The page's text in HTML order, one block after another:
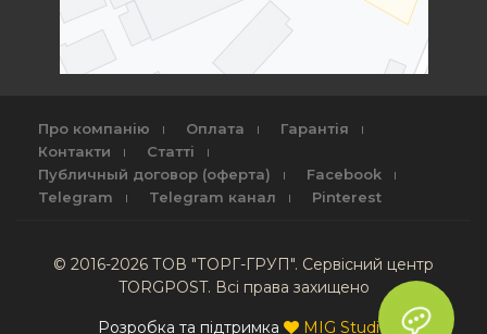
Про компанію Оплата
Гарантія
Контакти
Статті
Публичный договор (оферта)
Facebook
Telegram
Telegram канал Pinterest
© 2016-2026 ТОВ "ТОРГ-ГРУП". Сервісний центр
TORGPOST. Всі права захищено
Розробка та підтримка MIG Studio